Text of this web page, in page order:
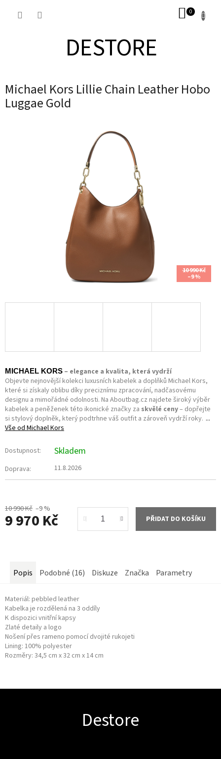
DESTORE
Michael Kors Lillie Chain Leather Hobo
Luggae Gold
10 990 Kč
–9 %
10 990 Kč –9 %
9 970 Kč PŘIDAT DO KOŠÍKU
MICHAEL KORS – elegance a kvalita, která vydrží
Objevte nejnovější kolekci luxusních kabelek a doplňků Michael Kors,
které si získaly oblibu díky preciznímu zpracování, nadčasovému
designu a mimořádné odolnosti. Na Aboutbag.cz najdete široký výběr
kabelek a peněženek této ikonické značky za skvělé ceny– dopřejte
si stylový doplněk, který podtrhne váš outfit a zároveň vydrží roky.
Vše odMichael Kors
Dostupnost: Skladem
Doprava: 11.8.2026
Popis Podobné (16) Diskuze Značka Parametry
Materiál: pebbled leather
Kabelka je rozdělená na 3 oddíly
K dispozici vnitřní kapsy
Zlaté detaily a logo
Nošení přes rameno pomocí dvojité rukojeti
Lining: 100% polyester
Rozměry: 34,5 cm x 32 cm x 14 cm
Destore